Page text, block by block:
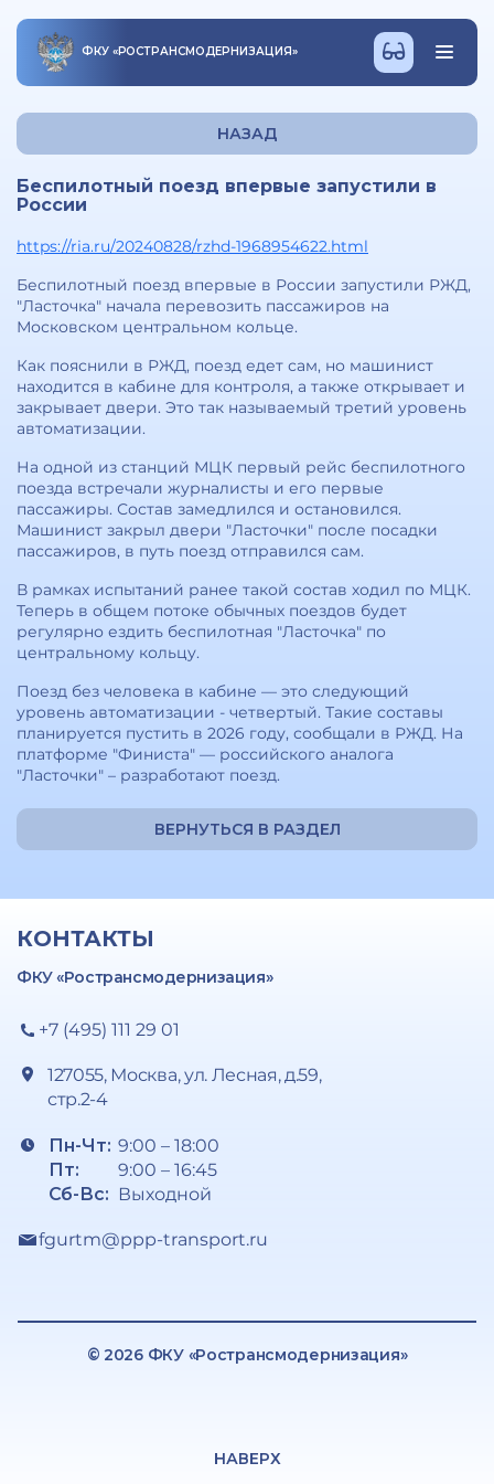
ФКУ «РОСТРАНСМОДЕРНИЗАЦИЯ»
НАЗАД
Беспилотный поезд впервые запустили в
России
https://ria.ru/20240828/rzhd-1968954622.html
Беспилотный поезд впервые в России запустили РЖД,
"Ласточка" начала перевозить пассажиров на
Московском центральном кольце.
Как пояснили в РЖД, поезд едет сам, но машинист
находится в кабине для контроля, а также открывает и
закрывает двери. Это так называемый третий уровень
автоматизации.
На одной из станций МЦК первый рейс беспилотного
поезда встречали журналисты и его первые
пассажиры. Состав замедлился и остановился.
Машинист закрыл двери "Ласточки" после посадки
пассажиров, в путь поезд отправился сам.
В рамках испытаний ранее такой состав ходил по МЦК.
Теперь в общем потоке обычных поездов будет
регулярно ездить беспилотная "Ласточка" по
центральному кольцу.
Поезд без человека в кабине — это следующий
уровень автоматизации - четвертый. Такие составы
планируется пустить в 2026 году, сообщали в РЖД. На
платформе "Финиста" — российского аналога
"Ласточки" – разработают поезд.
ВЕРНУТЬСЯ В РАЗДЕЛ
КОНТАКТЫ
ФКУ «Ространсмодернизация»
+7 (495) 111 29 01
127055, Москва, ул. Лесная, д.59,
стр.2-4
Пн-Чт:
Пт:
Сб-Вс:
9:00 – 18:00
9:00 – 16:45
Выходной
fgurtm@ppp-transport.ru
© 2026 ФКУ «Ространсмодернизация»
НАВЕРХ